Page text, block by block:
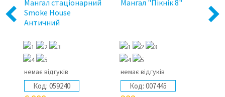
Previous
Мангал стаціонарний
Smoke House
Античний
немає відгуків
Код: 059240
Мангал "Пікнік 8"
немає відгуків
Код: 007445
Next